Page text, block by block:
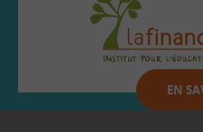
EN